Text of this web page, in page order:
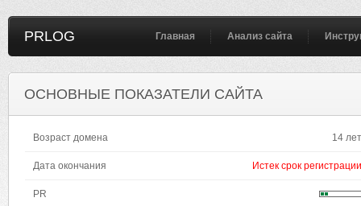
PRLOG Главная Анализ сайта
ОСНОВНЫЕ ПОКАЗАТЕЛИ САЙТА
Возраст домена 14 лет
Дата окончания Истек срок регистрации
PR